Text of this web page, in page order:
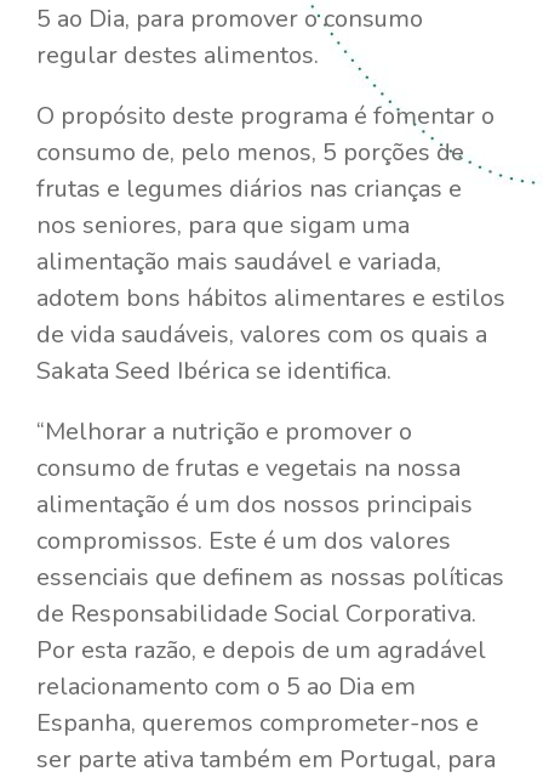
5 ao Dia, para promover o consumo
regular destes alimentos.
O propósito deste programa é fomentar o
consumo de, pelo menos, 5 porções de
frutas e legumes diários nas crianças e
nos seniores, para que sigam uma
alimentação mais saudável e variada,
adotem bons hábitos alimentares e estilos
de vida saudáveis, valores com os quais a
Sakata Seed Ibérica se identifica.
“Melhorar a nutrição e promover o
consumo de frutas e vegetais na nossa
alimentação é um dos nossos principais
compromissos. Este é um dos valores
essenciais que definem as nossas políticas
de Responsabilidade Social Corporativa.
Por esta razão, e depois de um agradável
relacionamento com o 5 ao Dia em
Espanha, queremos comprometer-nos e
ser parte ativa também em Portugal, para